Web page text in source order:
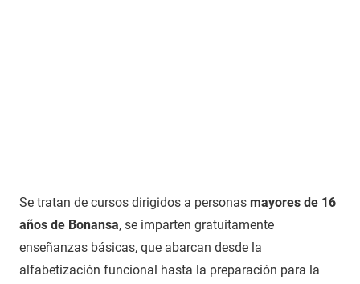
Se tratan de cursos dirigidos a personas mayores de 16
años de Bonansa, se imparten gratuitamente
enseñanzas básicas, que abarcan desde la
alfabetización funcional hasta la preparación para la